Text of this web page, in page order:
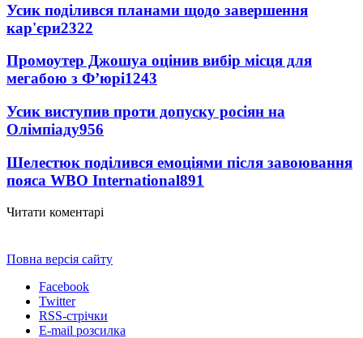
Усик поділився планами щодо завершення
кар'єри2322
Промоутер Джошуа оцінив вибір місця для
мегабою з Ф’юрі1243
Усик виступив проти допуску росіян на
Олімпіаду956
Шелестюк поділився емоціями після завоювання
пояса WBO International891
Читати коментарі
Повна версія сайту
Facebook
Twitter
RSS-стрічки
E-mail розсилка